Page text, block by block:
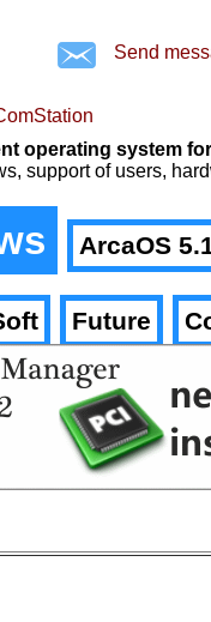
Send
operating system
support of users,
ArcaOS
Future